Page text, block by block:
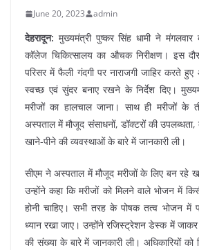
June 20, 2023 admin
देहरादून: मुख्यमंत्री पुष्कर सिंह धामी ने
कॉलेज चिकित्सालय का औचक निरीक्षण। इस
परिसर में फैली गंदगी पर नाराजगी जाहिर करते हुए
स्वच्छ एवं सुंदर बनाए रखने के निर्देश दिए।
मरीजों का हालचाल जाना। साथ ही मरीजों के
अस्पताल में मौजूद संसाधनों, डॉक्टरों की उपलब्धता,
खाने-पीने की व्यवस्थाओं के बारे में जानकारी ली।
सीएम ने अस्पताल में मौजूद मरीजों के लिए बन रहे
उन्होंने कहा कि मरीजों को मिलने वाले भोजन में
होनी चाहिए। सभी तरह के पोषक तत्व भोजन में
ध्यान रखा जाए। उन्होंने रजिस्ट्रेशन डेस्क में जाकर
की संख्या के बारे में जानकारी ली। अधिकारियों को